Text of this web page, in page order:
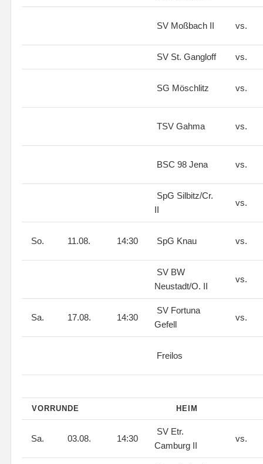
SV Moßbach II vs.
SV St. Gangloff vs.
SG Möschlitz vs.
TSV Gahma vs.
BSC 98 Jena vs.
SpG Silbitz/Cr.
II
vs.
So. 11.08. 14:30 SpG Knau vs.
SV BW
Neustadt/O. II
vs.
Sa. 17.08. 14:30
SV Fortuna
Gefell
vs.
Freilos
VORRUNDE HEIM
Sa. 03.08. 14:30
SV Etr.
Camburg II
vs.